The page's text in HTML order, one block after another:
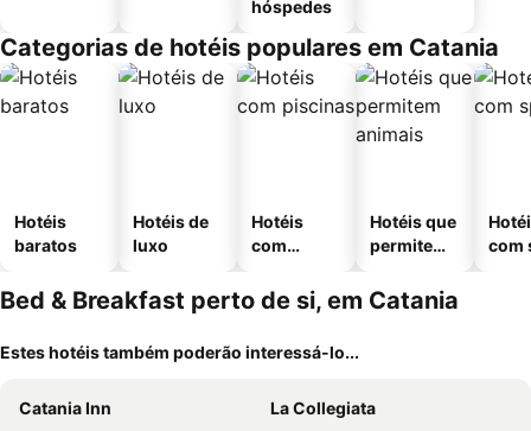
hóspedes
Categorias de hotéis populares em Catania
Hotéis
baratos
Hotéis de
luxo
Hotéis
com
Hotéis que
permitem
com
Bed & Breakfast perto de si, em Catania
Estes hotéis também poderão interessá-lo...
Catania Inn
La Collegiata